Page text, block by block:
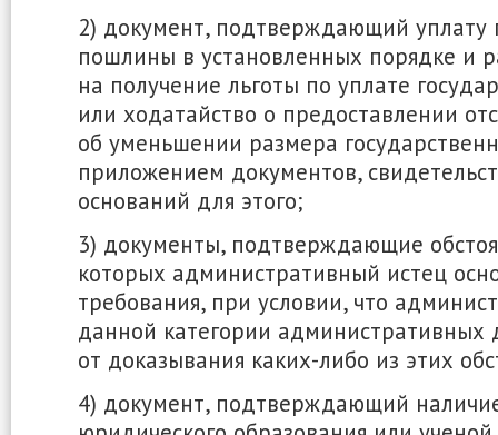
2) документ, подтверждающий уплату
пошлины в установленных порядке и
на получение льготы по уплате
или ходатайство о предоставлении
об уменьшении размера
приложением документов,
оснований для этого;
3) документы, подтверждающие
которых административный истец
требования, при условии, что
данной категории административных
от доказывания каких-либо из этих
4) документ, подтверждающий